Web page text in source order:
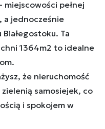
miejscowości pełnej
a jednocześnie
Ta
1364m2 to idealne
że nieruchomość
samosiejek, co
i spokojem w